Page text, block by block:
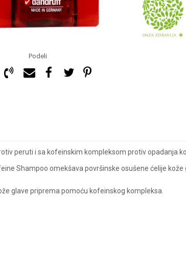
Podeli
peruti i sa kofeinskim kompleksom protiv opadanja
Shampoo omekšava površinske osušene ćelije kože
glave priprema pomoću kofeinskog kompleksa.